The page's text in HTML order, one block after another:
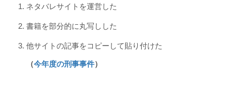
ネタバレサイトを運営した
書籍を部分的に丸写しした
他サイトの記事をコピーして貼り付けた
（今年度の刑事事件）